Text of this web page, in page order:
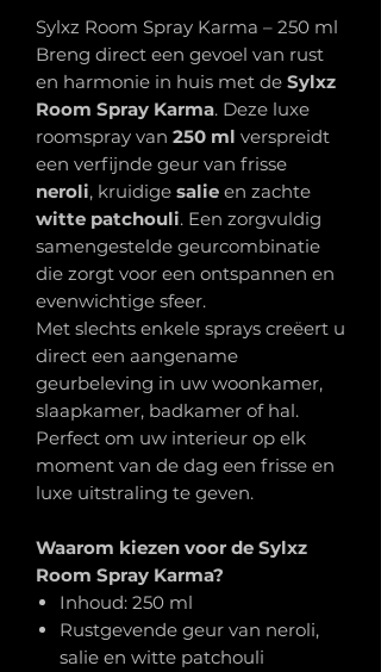
Sylxz Room Spray Karma – 250 ml
Breng direct een gevoel van rust
en harmonie in huis met de Sylxz
Room Spray Karma. Deze luxe
roomspray van 250 ml verspreidt
een verfijnde geur van frisse
neroli, kruidige salie en zachte
witte patchouli. Een zorgvuldig
samengestelde geurcombinatie
die zorgt voor een ontspannen en
evenwichtige sfeer.
Met slechts enkele sprays creëert u
direct een aangename
geurbeleving in uw woonkamer,
slaapkamer, badkamer of hal.
Perfect om uw interieur op elk
moment van de dag een frisse en
luxe uitstraling te geven.
Waarom kiezen voor de Sylxz
Room Spray Karma?
Inhoud: 250 ml
Rustgevende geur van neroli,
salie en witte patchouli